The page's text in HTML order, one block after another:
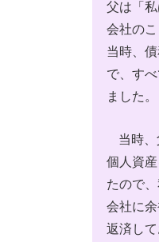
父は「
会社の
当時、
で、す
ました。
当時、
個人資
たので
会社に
返済し